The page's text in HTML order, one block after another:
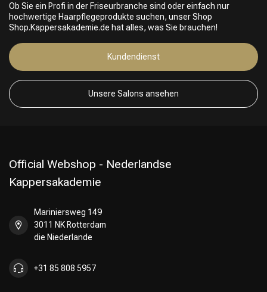
Friseurwahl
Ob Sie ein Profi in der Friseurbranche sind oder einfach nur
hochwertige Haarpflegeprodukte suchen, unser Shop
Shop.Kappersakademie.de hat alles, was Sie brauchen!
Kundendienst
Unsere Salons ansehen
Official Webshop - Nederlandse
Kappersakademie
Mariniersweg 149
3011 NK Rotterdam
die Niederlande
+31 85 808 5957